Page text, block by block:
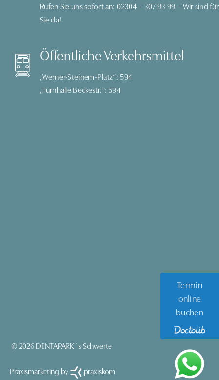
Rufen Sie uns sofort an: 02304 – 307 93 99– Wir sind für
Sie da!
Öffentliche Verkehrsmittel
„Werner-Steinem-Platz“: 594
„Turnhalle Beckestr.“: 594
Termin
online
buchen
© 2026 DENTAPARK´s Schwerte
Praxismarketing by
praxiskom